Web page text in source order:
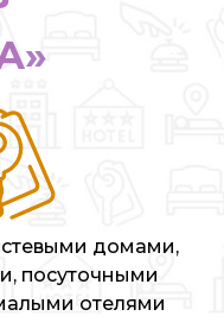
домами,
посуточными
отелями